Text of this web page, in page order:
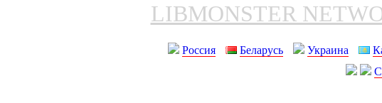
LIBMONSTER
Россия Беларусь Украина